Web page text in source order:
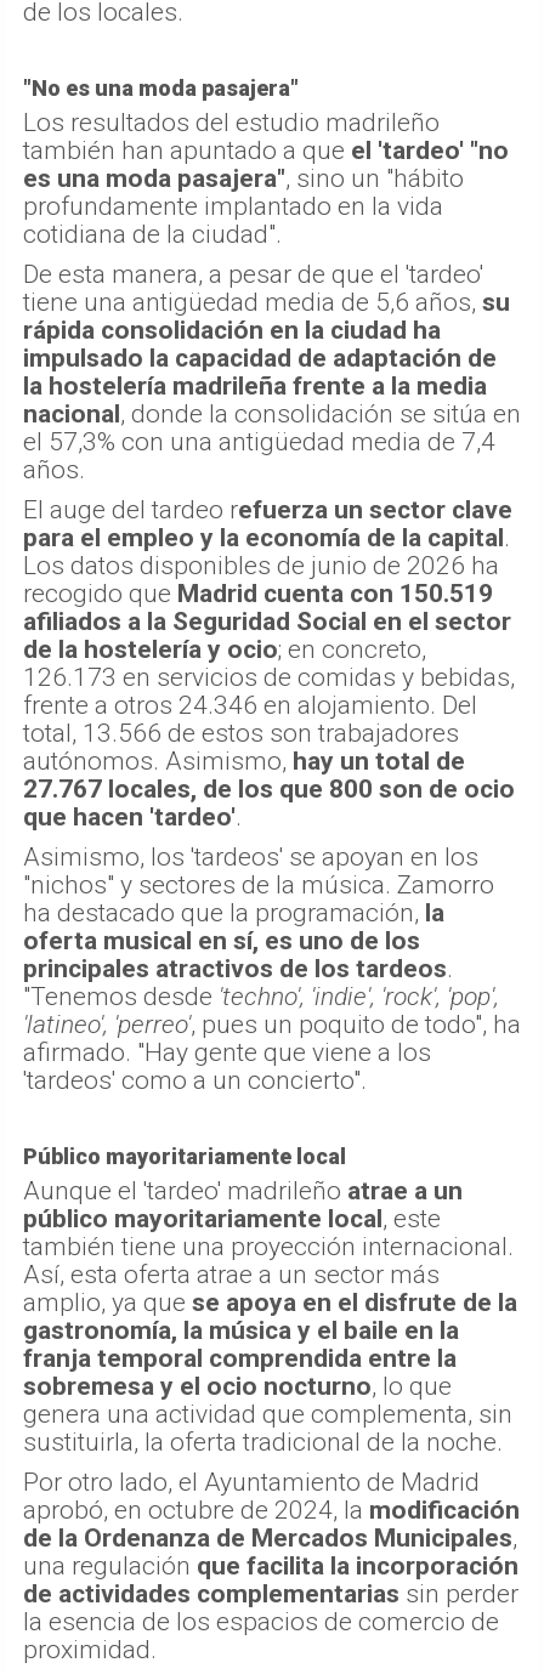
de los locales.
"No es una moda pasajera"
Los resultados del estudio madrileño
también han apuntado a que el 'tardeo' "no
es una moda pasajera", sino un "hábito
profundamente implantado en la vida
cotidiana de la ciudad".
De esta manera, a pesar de que el 'tardeo'
tiene una antigüedad media de 5,6 años, su
rápida consolidación en la ciudad ha
impulsado la capacidad de adaptación de
la hostelería madrileña frente a la media
nacional, donde la consolidación se sitúa en
el 57,3% con una antigüedad media de 7,4
años.
El auge del tardeo refuerza un sector clave
para el empleo y la economía de la capital.
Los datos disponibles de junio de 2026 ha
recogido que Madrid cuenta con 150.519
afiliados a la Seguridad Social en el sector
de la hostelería y ocio; en concreto,
126.173 en servicios de comidas y bebidas,
frente a otros 24.346 en alojamiento. Del
total, 13.566 de estos son trabajadores
autónomos. Asimismo, hay un total de
27.767 locales, de los que 800 son de ocio
que hacen 'tardeo'.
Asimismo, los 'tardeos' se apoyan en los
"nichos" y sectores de la música. Zamorro
ha destacado que la programación, la
oferta musical en sí, es uno de los
principales atractivos de los tardeos.
"Tenemos desde 'techno', 'indie', 'rock', 'pop',
'latineo', 'perreo', pues un poquito de todo", ha
afirmado. "Hay gente que viene a los
'tardeos' como a un concierto".
Público mayoritariamente local
Aunque el 'tardeo' madrileño atrae a un
público mayoritariamente local, este
también tiene una proyección internacional.
Así, esta oferta atrae a un sector más
amplio, ya que se apoya en el disfrute de la
gastronomía, la música y el baile en la
franja temporal comprendida entre la
sobremesa y el ocio nocturno, lo que
genera una actividad que complementa, sin
sustituirla, la oferta tradicional de la noche.
Por otro lado, el Ayuntamiento de Madrid
aprobó, en octubre de 2024, la modificación
de la Ordenanza de Mercados Municipales,
una regulación que facilita la incorporación
de actividades complementarias sin perder
la esencia de los espacios de comercio de
proximidad.